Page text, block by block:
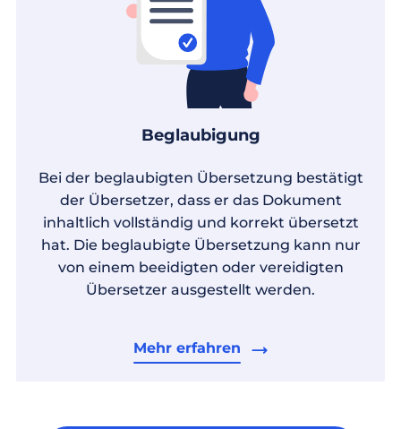
Beglaubigung
Bei der beglaubigten Übersetzung bestätigt
der Übersetzer, dass er das Dokument
inhaltlich vollständig und korrekt übersetzt
hat. Die beglaubigte Übersetzung kann nur
von einem beeidigten oder vereidigten
Übersetzer ausgestellt werden.
Mehr erfahren